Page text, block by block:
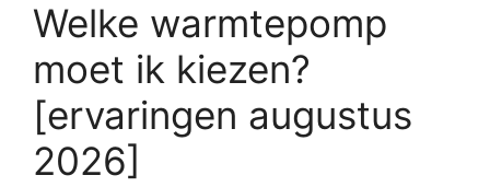
Welke warmtepomp
moet ik kiezen?
[ervaringen augustus
2026]